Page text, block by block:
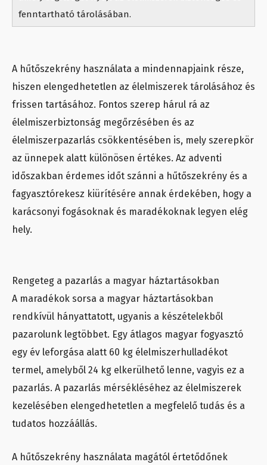
fenntartható tárolásában.
A hűtőszekrény használata a mindennapjaink része,
hiszen elengedhetetlen az élelmiszerek tárolásához és
frissen tartásához. Fontos szerep hárul rá az
élelmiszerbiztonság megőrzésében és az
élelmiszerpazarlás csökkentésében is, mely szerepkör
az ünnepek alatt különösen értékes. Az adventi
időszakban érdemes időt szánni a hűtőszekrény és a
fagyasztórekesz kiürítésére annak érdekében, hogy a
karácsonyi fogásoknak és maradékoknak legyen elég
hely.
Rengeteg a pazarlás a magyar háztartásokban
A maradékok sorsa a magyar háztartásokban
rendkívül hányattatott, ugyanis a készételekből
pazarolunk legtöbbet. Egy átlagos magyar fogyasztó
egy év leforgása alatt 60 kg élelmiszerhulladékot
termel, amelyből 24 kg elkerülhető lenne, vagyis ez a
pazarlás. A pazarlás mérsékléséhez az élelmiszerek
kezelésében elengedhetetlen a megfelelő tudás és a
tudatos hozzáállás.
A hűtőszekrény használata magától értetődőnek